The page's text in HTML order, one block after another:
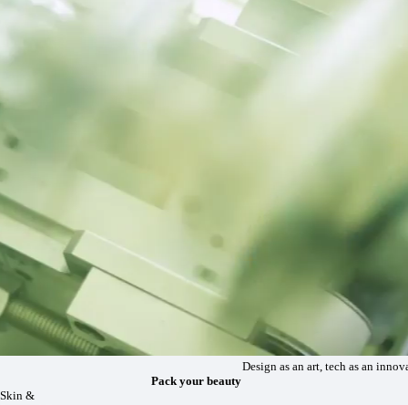
Design as an art, tech as an innovation.
Skin &